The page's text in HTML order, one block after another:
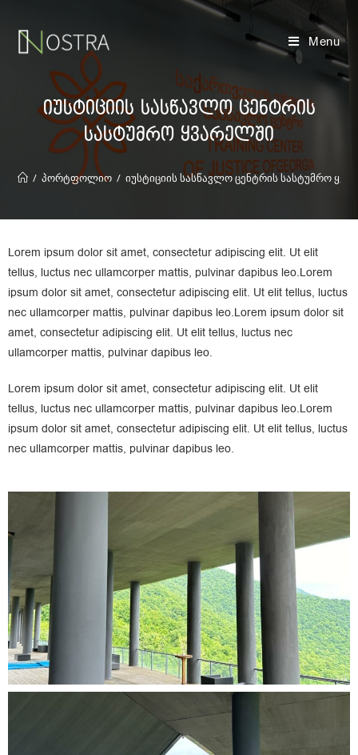
Menu
იუსტიციის სასწავლო ცენტრის
სასტუმრო ყვარელში
/ პორტფოლიო / იუსტიციის სასწავლო ცენტრის სასტუმრო
Lorem ipsum dolor sit amet, consectetur adipiscing elit. Ut elit
tellus, luctus nec ullamcorper mattis, pulvinar dapibus leo.Lorem
ipsum dolor sit amet, consectetur adipiscing elit. Ut elit tellus, luctus
nec ullamcorper mattis, pulvinar dapibus leo.Lorem ipsum dolor sit
amet, consectetur adipiscing elit. Ut elit tellus, luctus nec
ullamcorper mattis, pulvinar dapibus leo.
Lorem ipsum dolor sit amet, consectetur adipiscing elit. Ut elit
tellus, luctus nec ullamcorper mattis, pulvinar dapibus leo.Lorem
ipsum dolor sit amet, consectetur adipiscing elit. Ut elit tellus, luctus
nec ullamcorper mattis, pulvinar dapibus leo.